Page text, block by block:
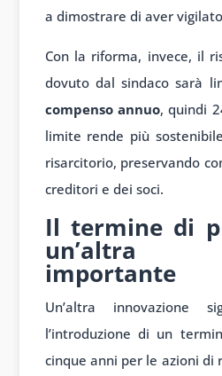
a dimostrare di aver
Con la riforma, invece, il
dovuto dal sindaco sarà
compenso annuo, quindi
limite rende più
risarcitorio, preservando
creditori e dei soci.
Il termine di
importante
Un’altra innovazione
l’introduzione di un
cinque anni per le azioni di